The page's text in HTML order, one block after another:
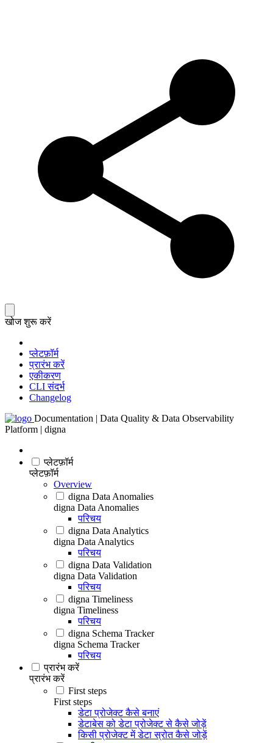
खोज शुरू करें
प्लेटफ़ॉर्म
प्रारंभ करें
एकीकरण
CLI संदर्भ
Changelog
Documentation | Data Quality & Data Observability
Platform | digna
प्लेटफ़ॉर्म
प्लेटफ़ॉर्म
Overview
digna Data Anomalies
digna Data Anomalies
परिचय
digna Data Analytics
digna Data Analytics
परिचय
digna Data Validation
digna Data Validation
परिचय
digna Timeliness
digna Timeliness
परिचय
digna Schema Tracker
digna Schema Tracker
परिचय
प्रारंभ करें
प्रारंभ करें
First steps
First steps
डेटा प्रोजेक्ट कैसे बनाएं
डेटाबेस को डेटा प्रोजेक्ट से कैसे जोड़ें
किसी प्रोजेक्ट में डेटा स्रोत कैसे जोड़ें